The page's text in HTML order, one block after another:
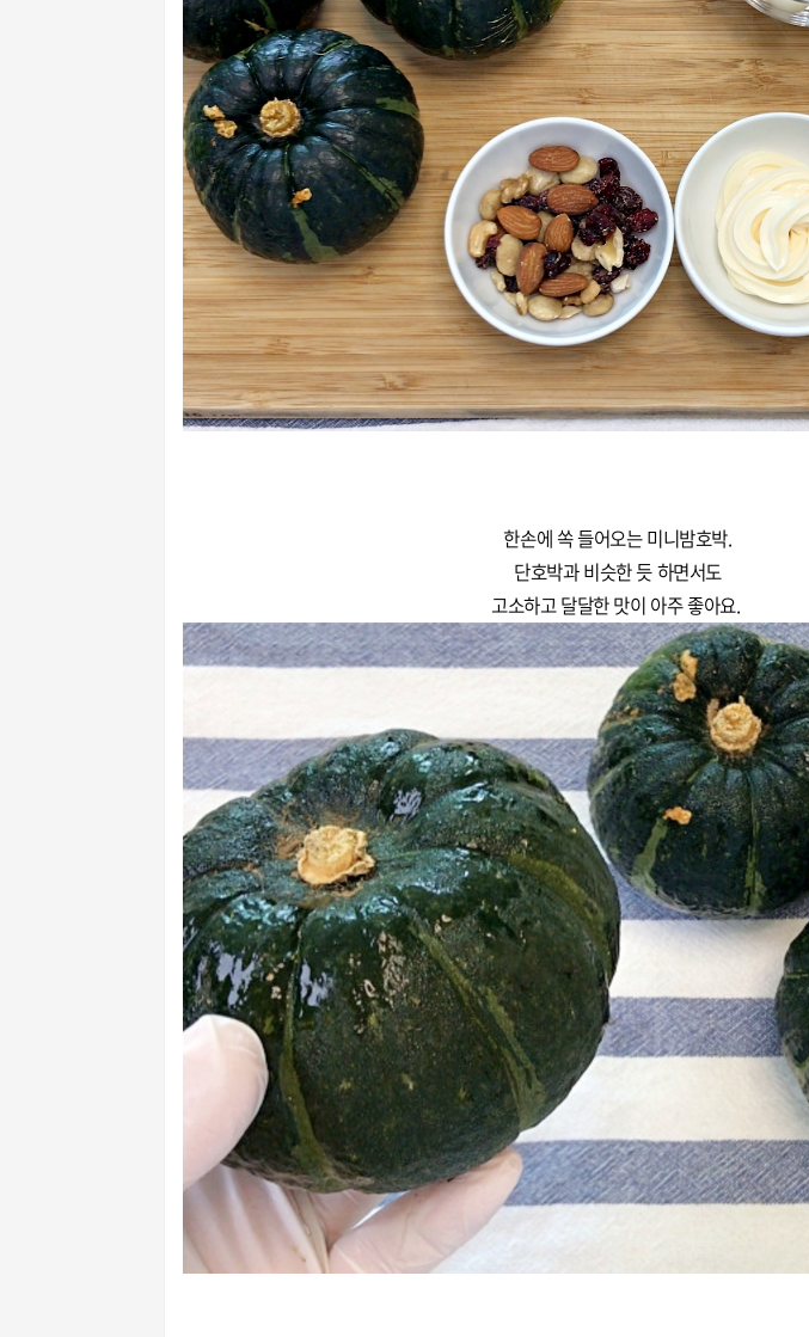
한손에 쏙 들어오는 미니밤호박.
단호박과 비슷한 듯 하면서도
고소하고 달달한 맛이 아주 좋아요.